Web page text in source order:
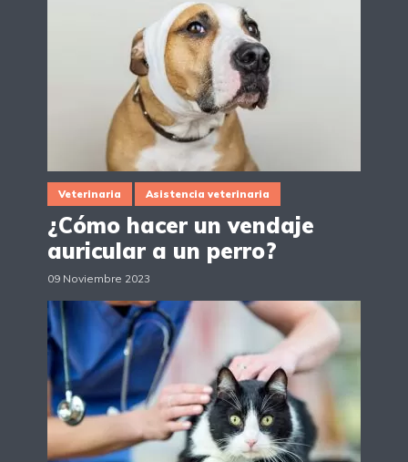
Veterinaria Asistencia veterinaria
¿Cómo hacer un vendaje
auricular a un perro?
09 Noviembre 2023